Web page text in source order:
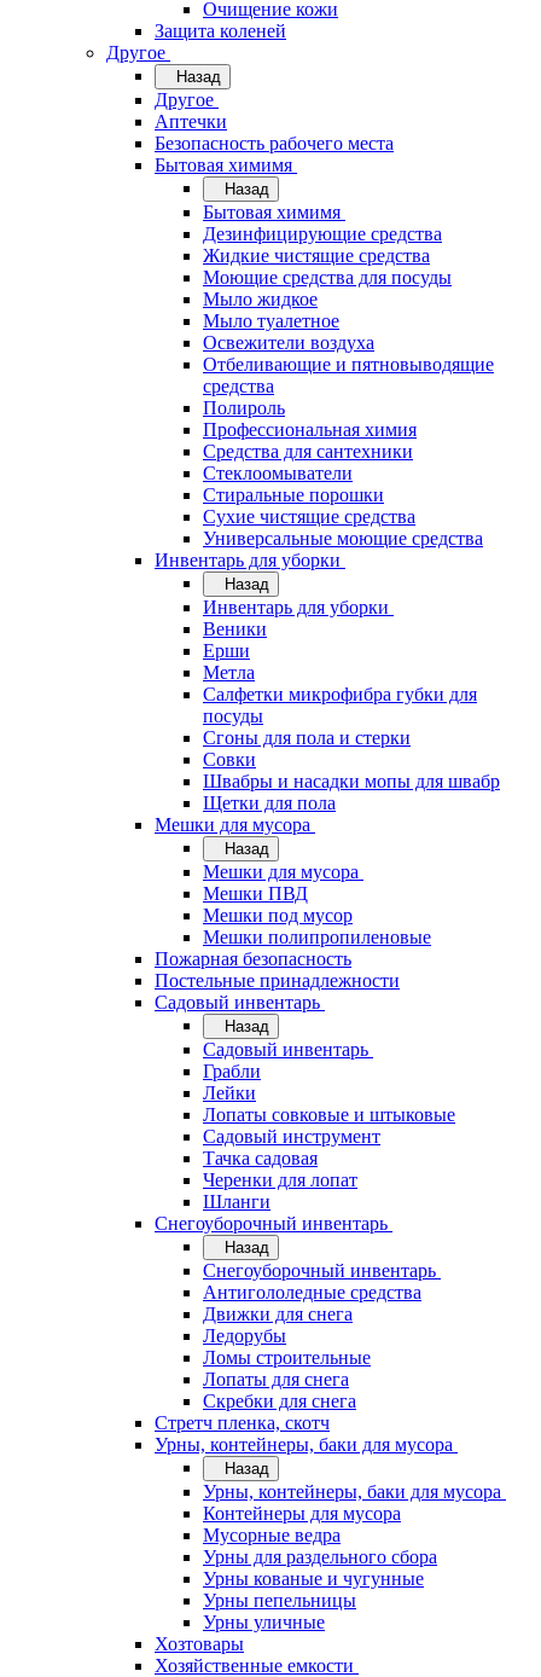
Очищение кожи
Защита коленей
Другое
Назад
Другое
Аптечки
Безопасность рабочего места
Бытовая химимя
Назад
Бытовая химимя
Дезинфицирующие средства
Жидкие чистящие средства
Моющие средства для посуды
Мыло жидкое
Мыло туалетное
Освежители воздуха
Отбеливающие и пятновыводящие
средства
Полироль
Профессиональная химия
Средства для сантехники
Стеклоомыватели
Стиральные порошки
Сухие чистящие средства
Универсальные моющие средства
Инвентарь для уборки
Назад
Инвентарь для уборки
Веники
Ерши
Метла
Салфетки микрофибра губки для
посуды
Сгоны для пола и стерки
Совки
Швабры и насадки мопы для швабр
Щетки для пола
Мешки для мусора
Назад
Мешки для мусора
Мешки ПВД
Мешки под мусор
Мешки полипропиленовые
Пожарная безопасность
Постельные принадлежности
Садовый инвентарь
Назад
Садовый инвентарь
Грабли
Лейки
Лопаты совковые и штыковые
Садовый инструмент
Тачка садовая
Черенки для лопат
Шланги
Снегоуборочный инвентарь
Назад
Снегоуборочный инвентарь
Антигололедные средства
Движки для снега
Ледорубы
Ломы строительные
Лопаты для снега
Скребки для снега
Стретч пленка, скотч
Урны, контейнеры, баки для мусора
Назад
Урны, контейнеры, баки для мусора
Контейнеры для мусора
Мусорные ведра
Урны для раздельного сбора
Урны кованые и чугунные
Урны пепельницы
Урны уличные
Хозтовары
Хозяйственные емкости